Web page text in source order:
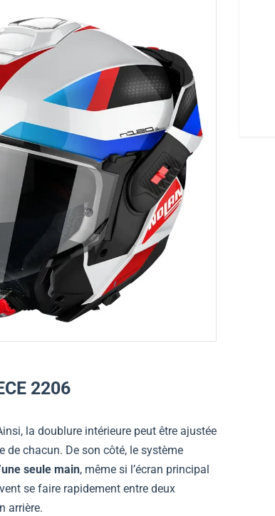
2206
la doublure intérieure peut être ajustée
chacun. De son côté, le système
seule main, même si l’écran principal
se faire rapidement entre deux
arrière.